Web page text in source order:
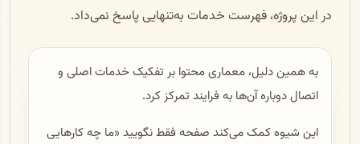
در این پروژه، فهرست خدمات به‌تنهایی پاسخ نمی‌داد.
به همین دلیل، معماری محتوا بر تفکیک خدمات اصلی و
اتصال دوباره آن‌ها به فرایند تمرکز کرد.
این شیوه کمک می‌کند صفحه فقط نگویید «ما چه کارهایی